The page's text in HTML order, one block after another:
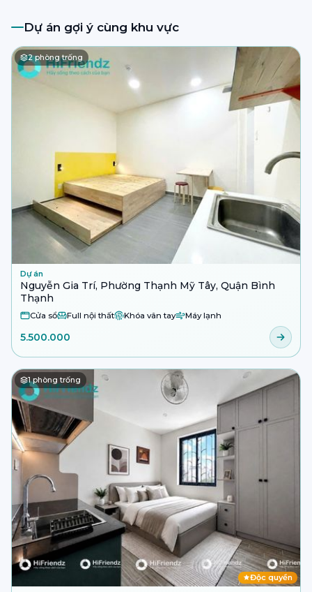
Dự án gợi ý cùng khu vực
2phòng trống
Dự án
Nguyễn Gia Trí, Phường Thạnh Mỹ Tây, Quận Bình
Thạnh
Cửa sổ Full nội thất Khóa vân tay Máy lạnh
5.500.000
1phòng trống
Độc quyền